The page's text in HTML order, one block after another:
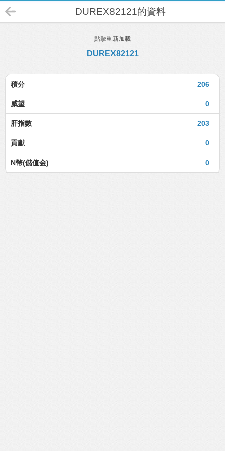
DUREX82121的資料
點擊重新加載
DUREX82121
206
積分
0
威望
203
肝指數
0
貢獻
0
N幣(儲值金)